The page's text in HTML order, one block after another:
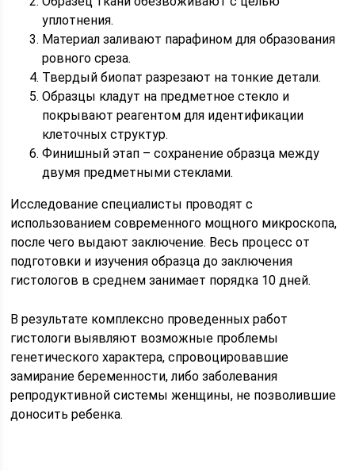
уплотнения.
Материал заливают парафином для образования
ровного среза.
Твердый биопат разрезают на тонкие детали.
Образцы кладут на предметное стекло и
покрывают реагентом для идентификации
клеточных структур.
Финишный этап – сохранение образца между
двумя предметными стеклами.
Исследование специалисты проводят с
использованием современного мощного микроскопа,
после чего выдают заключение. Весь процесс от
подготовки и изучения образца до заключения
гистологов в среднем занимает порядка 10 дней.
В результате комплексно проведенных работ
гистологи выявляют возможные проблемы
генетического характера, спровоцировавшие
замирание беременности, либо заболевания
репродуктивной системы женщины, не позволившие
доносить ребенка.